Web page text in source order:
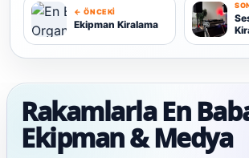
← ÖNCEKI
Ekipman Kiralama S
Rakamlarla En
Ekipman & Medya